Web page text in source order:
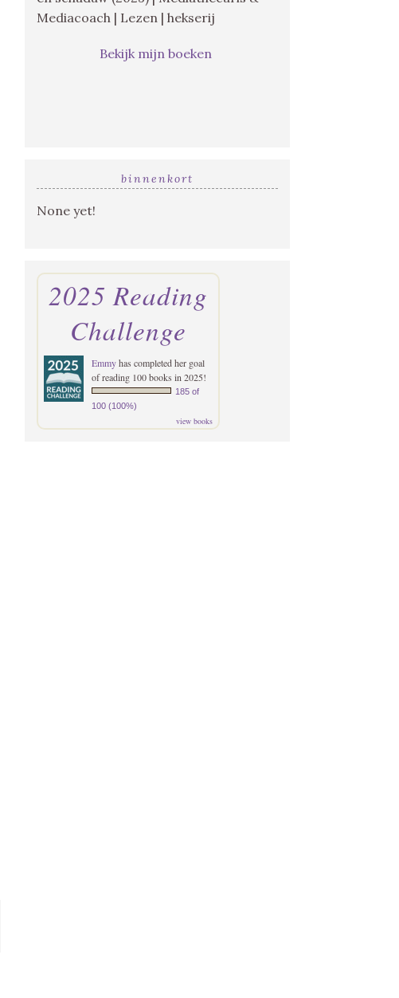
Mediacoach | Lezen | hekserij
Bekijk mijn boeken
binnenkort
None yet!
2025 Reading
Challenge
Emmyhas completed her goal
of reading 100 books in 2025!
185 of
100 (100%)
view books